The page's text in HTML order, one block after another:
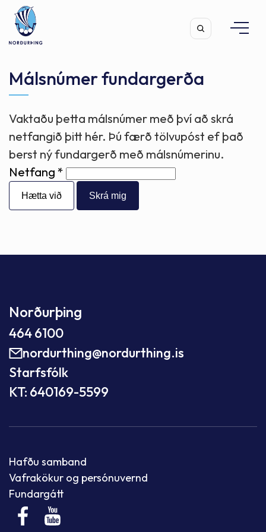
Leita
Málsnúmer fundargerða
Vaktaðu þetta málsnúmer með því að skrá
netfangið þitt hér. Þú færð tölvupóst ef það
berst ný fundargerð með málsnúmerinu.
Netfang
Hætta við
Norðurþing
464 6100
nordurthing@nordurthing.is
Starfsfólk
KT: 640169-5599
Hafðu samband
Vafrakökur og persónuvernd
Fundargátt